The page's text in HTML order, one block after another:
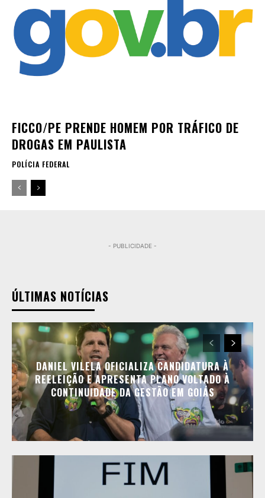
FICCO/PE PRENDE HOMEM POR TRÁFICO DE
DROGAS EM PAULISTA
POLÍCIA FEDERAL
- PUBLICIDADE -
ÚLTIMAS NOTÍCIAS
DANIEL VILELA OFICIALIZA CANDIDATURA À
REELEIÇÃO E APRESENTA PLANO VOLTADO À
CONTINUIDADE DA GESTÃO EM GOIÁS